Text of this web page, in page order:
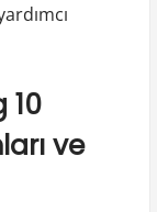
10
ve